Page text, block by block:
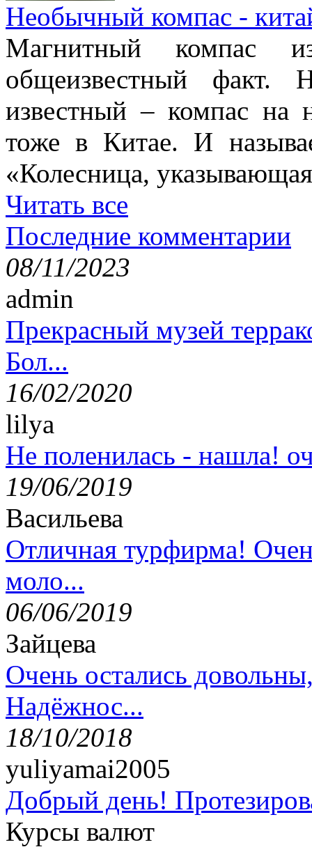
Необычный компас -
Магнитный компас
общеизвестный факт.
известный – компас на
тоже в Китае. И
«Колесница,
Читать все
Последние комментарии
08/11/2023
admin
Прекрасный музей
Бол...
16/02/2020
lilya
Не поленилась - нашла!
19/06/2019
Васильева
Отличная турфирма!
моло...
06/06/2019
Зайцева
Очень остались
Надёжнос...
18/10/2018
yuliyamai2005
Добрый день!
Курсы валют